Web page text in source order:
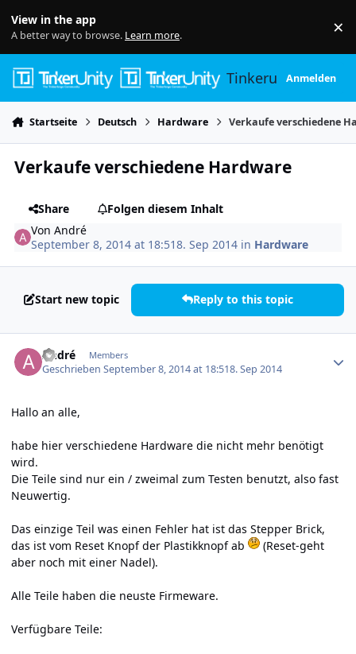
View in the app
A better way to browse. Learn more. ×
TinkerunityAnmelden
Startseite Deutsch Hardware Verkaufe verschiedene
Verkaufe verschiedene Hardware
Share
Folgen diesem Inhalt
VonAndré
September 8, 2014 at 18:518. Sep 2014 in Hardware
Start new topic Reply to this topic
André Members
GeschriebenSeptember 8, 2014 at 18:518. Sep 2014
Hallo an alle,
habe hier verschiedene Hardware die nicht mehr benötigt
wird.
Die Teile sind nur ein / zweimal zum Testen benutzt, also fast
Neuwertig.
Das einzige Teil was einen Fehler hat ist das Stepper Brick,
das ist vom Reset Knopf der Plastikknopf ab
(Reset-geht
aber noch mit einer Nadel).
Alle Teile haben die neuste Firmeware.
Verfügbare Teile: